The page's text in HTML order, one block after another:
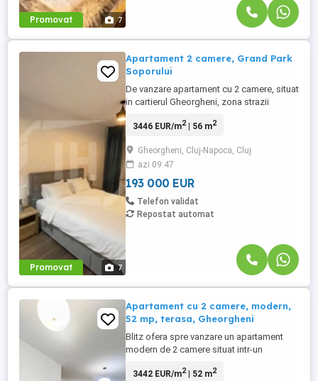
Promovat 7
Promovat 7
Apartament 2 camere, Grand Park
Soporului
De vanzare apartament cu 2 camere, situat
in cartierul Gheorgheni, zona strazii
urmatoarele: - Suprafata utila: 56 mp plus
din 10 - Compartimentare:
Semidecomandat- Dormitor, living,
bucatarie, baie si hol. ...
3446 EUR/m2| 56 m2
Gheorgheni, Cluj-Napoca, Cluj
azi 09:47
193 000 EUR
Telefon validat
Repostat automat
Apartament cu 2 camere, modern,
52 mp, terasa, Gheorgheni
Blitz ofera spre vanzare un apartament
modern de 2 camere situat intr-un
Gheorgheni zona Sopor. Apartamentul are
3442 EUR/m2| 52 m2